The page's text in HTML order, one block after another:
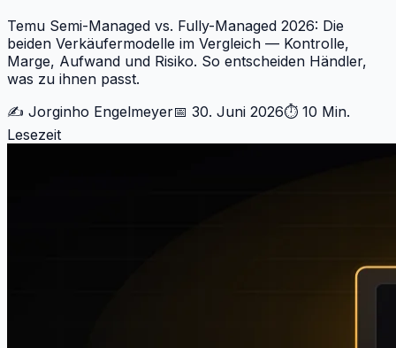
Temu Semi-Managed vs. Fully-Managed 2026: Die
beiden Verkäufermodelle im Vergleich — Kontrolle,
Marge, Aufwand und Risiko. So entscheiden Händler,
was zu ihnen passt.
✍️ Jorginho Engelmeyer📅 30. Juni 2026⏱ 10 Min.
Lesezeit